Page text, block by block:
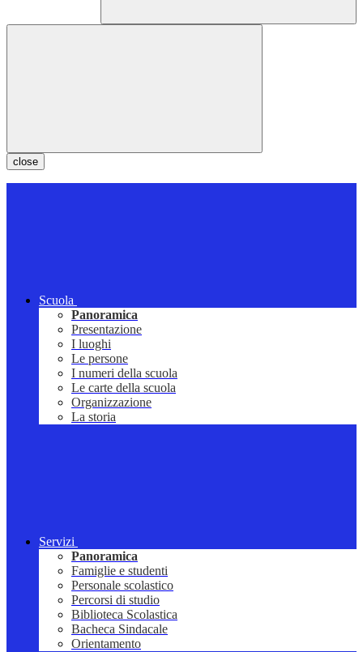
close
Scuola
Panoramica
Presentazione
I luoghi
Le persone
I numeri della scuola
Le carte della scuola
Organizzazione
La storia
Servizi
Panoramica
Famiglie e studenti
Personale scolastico
Percorsi di studio
Biblioteca Scolastica
Bacheca Sindacale
Orientamento